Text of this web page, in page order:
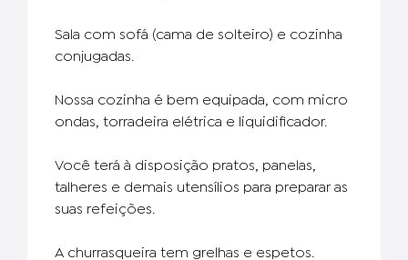
Sala com sofá (cama de solteiro) e cozinha
conjugadas.
Nossa cozinha é bem equipada, com micro
ondas, torradeira elétrica e liquidificador.
Você terá à disposição pratos, panelas,
talheres e demais utensílios para preparar as
suas refeições.
A churrasqueira tem grelhas e espetos.